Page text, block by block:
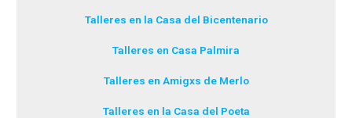
Talleres en la Casa del Bicentenario
Talleres en Casa Palmira
Talleres en Amigxs de Merlo
Talleres en la Casa del Poeta